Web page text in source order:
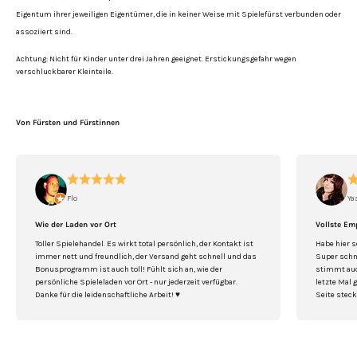
Eigentum ihrer jeweiligen Eigentümer, die in keiner Weise mit Spielefürst verbunden oder
assoziiert sind.
Achtung: Nicht für Kinder unter drei Jahren geeignet. Erstickungsgefahr wegen
verschluckbarer Kleinteile.
Von Fürsten und Fürstinnen
Flo
Wie der Laden vor Ort
Toller Spielehandel. Es wirkt total persönlich, der Kontakt ist
immer nett und freundlich, der Versand geht schnell und das
Bonusprogramm ist auch toll! Fühlt sich an, wie der
persönliche Spieleladen vor Ort - nur jederzeit verfügbar.
Danke für die leidenschaftliche Arbeit! ♥️
Vollste
Habe hier
Super
stimmt
letzte Mal
Seite